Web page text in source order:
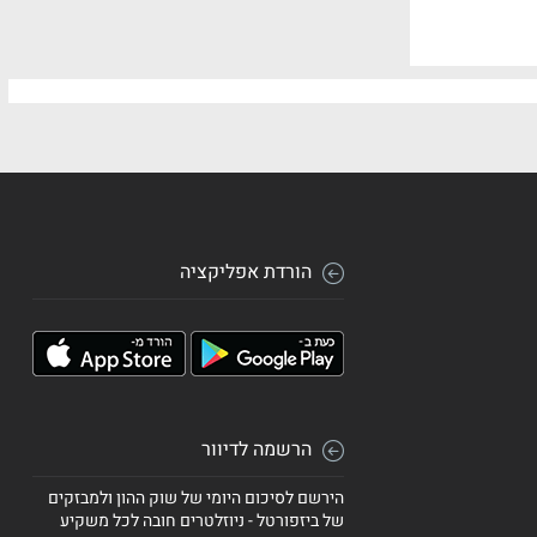
הורדת אפליקציה
הרשמה לדיוור
הירשם לסיכום היומי של שוק ההון ולמבזקים
של ביזפורטל - ניוזלטרים חובה לכל משקיע